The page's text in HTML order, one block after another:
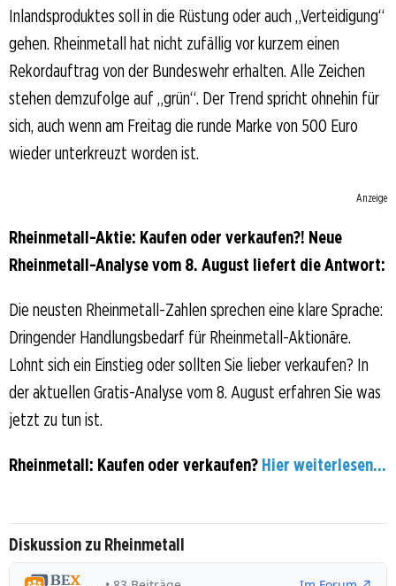
Inlandsproduktes soll in die Rüstung oder auch „Verteidigung“
gehen. Rheinmetall hat nicht zufällig vor kurzem einen
Rekordauftrag von der Bundeswehr erhalten. Alle Zeichen
stehen demzufolge auf „grün“. Der Trend spricht ohnehin für
sich, auch wenn am Freitag die runde Marke von 500 Euro
wieder unterkreuzt worden ist.
Anzeige
Rheinmetall-Aktie: Kaufen oder verkaufen?! Neue
Rheinmetall-Analyse vom 8. August liefert die Antwort:
Die neusten Rheinmetall-Zahlen sprechen eine klare Sprache:
Dringender Handlungsbedarf für Rheinmetall-Aktionäre.
Lohnt sich ein Einstieg oder sollten Sie lieber verkaufen? In
der aktuellen Gratis-Analyse vom 8. August erfahren Sie was
jetzt zu tun ist.
Rheinmetall: Kaufen oder verkaufen? Hier weiterlesen...
Diskussion zu Rheinmetall